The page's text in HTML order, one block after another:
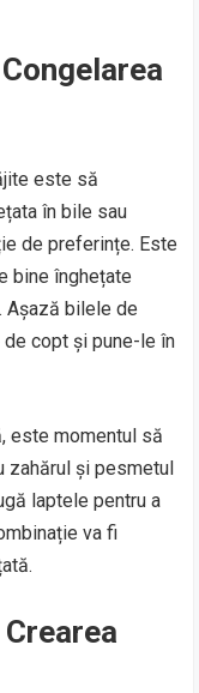
este să
în bile sau
de preferințe. Este
bine înghețate
Așază bilele de
copt și pune-le în
este momentul să
zahărul și pesmetul
laptele pentru a
va fi